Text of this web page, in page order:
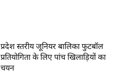
प्रदेश स्तरीय जूनियर बालिका फुटबॉल
प्रतियोगिता के लिए पांच खिलाड़ियों का
चयन